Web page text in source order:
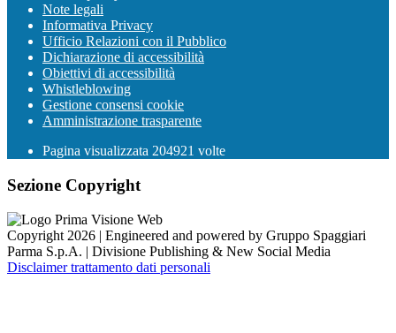
Note legali
Informativa Privacy
Ufficio Relazioni con il Pubblico
Dichiarazione di accessibilità
Obiettivi di accessibilità
Whistleblowing
Gestione consensi cookie
Amministrazione trasparente
Pagina visualizzata 204921 volte
Sezione Copyright
Copyright 2026 | Engineered and powered by Gruppo Spaggiari
Parma S.p.A. | Divisione Publishing & New Social Media
Disclaimer trattamento dati personali